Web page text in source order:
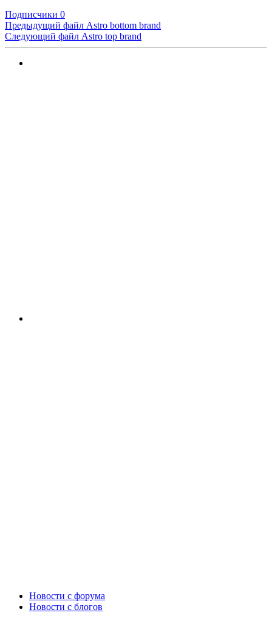
Подписчики 0
Предыдущий файл Astro bottom brand
Следующий файл Astro top brand
Новости c форума
Новости с блогов